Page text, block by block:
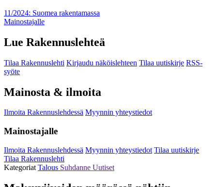
11/2024: Suomea rakentamassa
Mainostajalle
Lue Rakennuslehteä
Tilaa Rakennuslehti Kirjaudu näköislehteen Tilaa uutiskirje RSS-
syöte
Mainosta & ilmoita
Ilmoita Rakennuslehdessä Myynnin yhteystiedot
Mainostajalle
Ilmoita Rakennuslehdessä Myynnin yhteystiedot Tilaa uutiskirje
Tilaa Rakennuslehti
Kategoriat Talous Suhdanne Uutiset